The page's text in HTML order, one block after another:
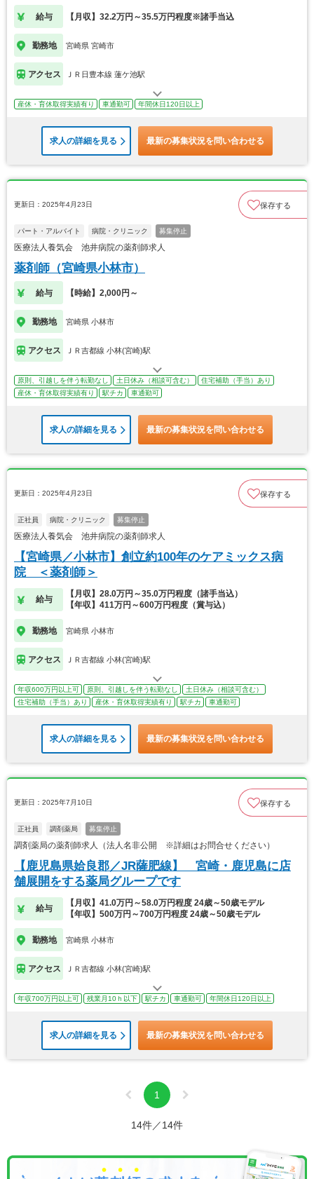
給与 【月収】32.2万円～35.5万円程度※諸手当込
勤務地 宮崎県 宮崎市
アクセス ＪＲ日豊本線 蓮ケ池駅
産休・育休取得実績有り 車通勤可 年間休日120日以上
求人の詳細を見る 最新の募集状況を問い合わせる
更新日：2025年4月23日 保存する
パート・アルバイト 病院・クリニック 募集停止
医療法人養気会 池井病院の薬剤師求人
薬剤師（宮崎県小林市）
給与 【時給】2,000円～
勤務地 宮崎県 小林市
アクセス ＪＲ吉都線 小林(宮崎)駅
原則、引越しを伴う転勤なし 土日休み（相談可含む）
住宅補助（手当）あり
産休・育休取得実績有り
駅チカ 車通勤可
求人の詳細を見る 最新の募集状況を問い合わせる
更新日：2025年4月23日 保存する
正社員 病院・クリニック 募集停止
医療法人養気会 池井病院の薬剤師求人
【宮崎県／小林市】創立約100年のケアミックス病
院 ＜薬剤師＞
給与
【月収】28.0万円～35.0万円程度（諸手当込）
【年収】411万円～600万円程度（賞与込）
勤務地 宮崎県 小林市
アクセス ＪＲ吉都線 小林(宮崎)駅
年収600万円以上可 原則、引越しを伴う転勤なし
土日休み（相談可含む）
住宅補助（手当）あり
産休・育休取得実績有り 駅チカ 車通勤可
求人の詳細を見る 最新の募集状況を問い合わせる
更新日：2025年7月10日 保存する
正社員 調剤薬局 募集停止
調剤薬局の薬剤師求人（法人名非公開 ※詳細はお問合せください）
【鹿児島県姶良郡／JR薩肥線】 宮崎・鹿児島に店
舗展開をする薬局グループです
給与
【月収】41.0万円～58.0万円程度 24歳～50歳モデル
【年収】500万円～700万円程度 24歳～50歳モデル
勤務地 宮崎県 小林市
アクセス ＪＲ吉都線 小林(宮崎)駅
年収700万円以上可 残業月10ｈ以下 駅チカ 車通勤可 年間休日120日以上
求人の詳細を見る 最新の募集状況を問い合わせる
1
14件／14件